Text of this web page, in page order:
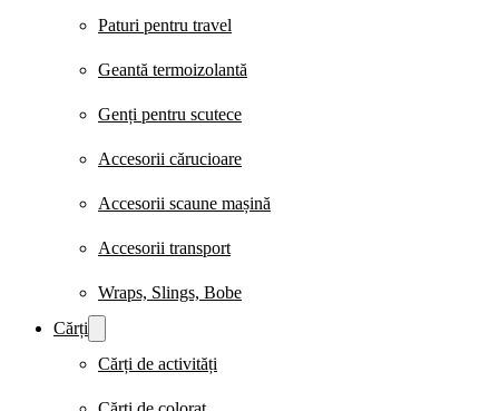
Paturi pentru travel
Geantă termoizolantă
Genți pentru scutece
Accesorii cărucioare
Accesorii scaune mașină
Accesorii transport
Wraps, Slings, Bobe
Cărți
Cărți de activități